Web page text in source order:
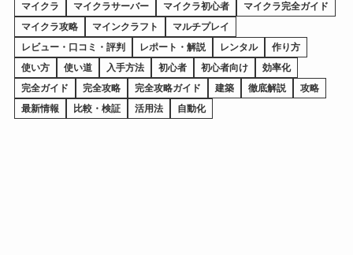
マイクラ
マイクラサーバー マイクラ初心者
マイクラ完全ガイド
マイクラ攻略
マインクラフト
マルチプレイ
レビュー・口コミ・評判
レポート・解説 レンタル
作り方
使い方
使い道 入手方法 初心者 初心者向け
効率化
完全ガイド
完全攻略 完全攻略ガイド 建築 徹底解説
攻略
最新情報
比較・検証 活用法 自動化